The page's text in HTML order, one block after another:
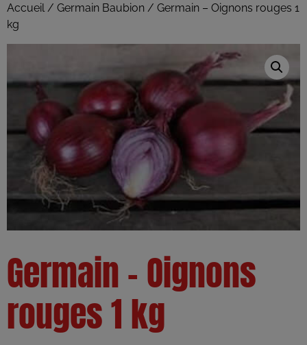
Accueil/ Germain Baubion / Germain – Oignons rouges 1
kg
Germain – Oignons
rouges 1 kg